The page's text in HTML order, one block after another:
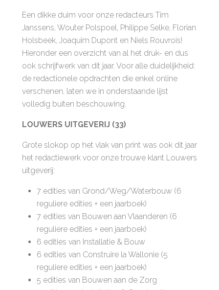
Een dikke duim voor onze redacteurs Tim
Janssens, Wouter Polspoel, Philippe Selke, Florian
Holsbeek, Joaquim Dupont en Niels Rouvrois!
Hieronder een overzicht van al het druk- en dus
ook schrijfwerk van dit jaar. Voor alle duidelijkheid:
de redactionele opdrachten die enkel online
verschenen, laten we in onderstaande lijst
volledig buiten beschouwing.
LOUWERS UITGEVERIJ (33)
Grote slokop op het vlak van print was ook dit jaar
het redactiewerk voor onze trouwe klant Louwers
uitgeverij:
7 edities van Grond/Weg/Waterbouw (6
reguliere edities + een jaarboek)
7 edities van Bouwen aan Vlaanderen (6
reguliere edities + een jaarboek)
6 edities van Installatie & Bouw
6 edities van Construire la Wallonie (5
reguliere edities + een jaarboek)
5 edities van Bouwen aan de Zorg